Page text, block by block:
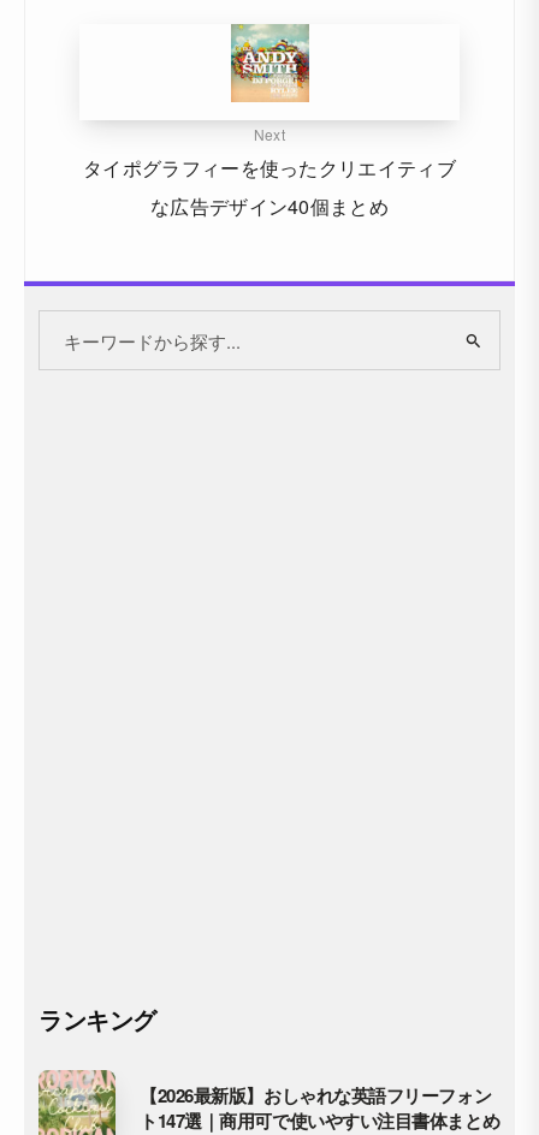
Next
タイポグラフィーを使ったクリエイティブ
な広告デザイン40個まとめ
ランキング
【2026最新版】おしゃれな英語フリーフォン
ト147選｜商用可で使いやすい注目書体まとめ